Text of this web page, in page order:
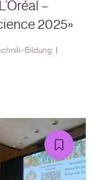
–
2025»
Bildung